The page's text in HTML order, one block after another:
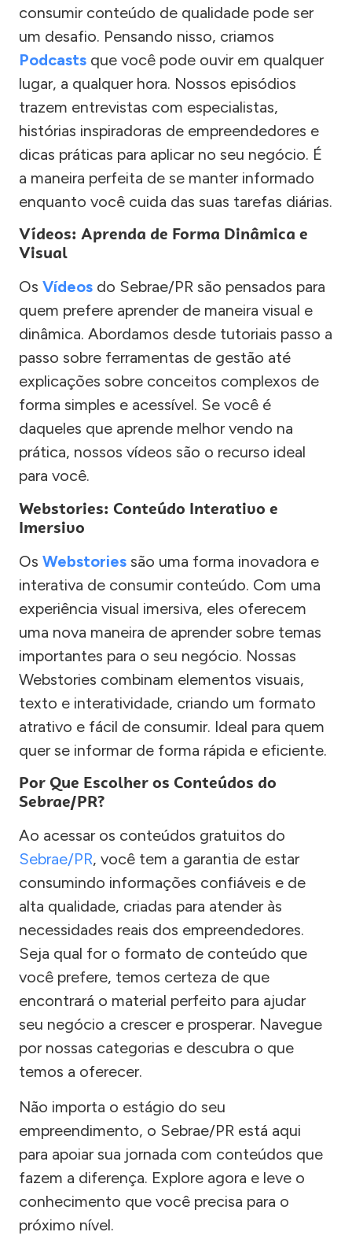
consumir conteúdo de qualidade pode ser
um desafio. Pensando nisso, criamos
Podcasts que você pode ouvir em qualquer
lugar, a qualquer hora. Nossos episódios
trazem entrevistas com especialistas,
histórias inspiradoras de empreendedores e
dicas práticas para aplicar no seu negócio. É
a maneira perfeita de se manter informado
enquanto você cuida das suas tarefas diárias.
Vídeos: Aprenda de Forma Dinâmica e
Visual
Os Vídeos do Sebrae/PR são pensados para
quem prefere aprender de maneira visual e
dinâmica. Abordamos desde tutoriais passo a
passo sobre ferramentas de gestão até
explicações sobre conceitos complexos de
forma simples e acessível. Se você é
daqueles que aprende melhor vendo na
prática, nossos vídeos são o recurso ideal
para você.
Webstories: Conteúdo Interativo e
Imersivo
Os Webstories são uma forma inovadora e
interativa de consumir conteúdo. Com uma
experiência visual imersiva, eles oferecem
uma nova maneira de aprender sobre temas
importantes para o seu negócio. Nossas
Webstories combinam elementos visuais,
texto e interatividade, criando um formato
atrativo e fácil de consumir. Ideal para quem
quer se informar de forma rápida e eficiente.
Por Que Escolher os Conteúdos do
Sebrae/PR?
Ao acessar os conteúdos gratuitos do
Sebrae/PR, você tem a garantia de estar
consumindo informações confiáveis e de
alta qualidade, criadas para atender às
necessidades reais dos empreendedores.
Seja qual for o formato de conteúdo que
você prefere, temos certeza de que
encontrará o material perfeito para ajudar
seu negócio a crescer e prosperar. Navegue
por nossas categorias e descubra o que
temos a oferecer.
Não importa o estágio do seu
empreendimento, o Sebrae/PR está aqui
para apoiar sua jornada com conteúdos que
fazem a diferença. Explore agora e leve o
conhecimento que você precisa para o
próximo nível.